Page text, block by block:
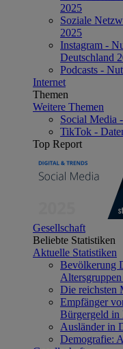
2025
Soziale
2025
Instagram -
Deutschland
Podcasts -
Internet
Themen
Weitere Themen
Social Media
TikTok -
Top Report
Gesellschaft
Beliebte Statistiken
Aktuelle Statistiken
Bevölkerung
Die reichsten
Empfänger
Bürgergeld in
Ausländer in
Demografie: